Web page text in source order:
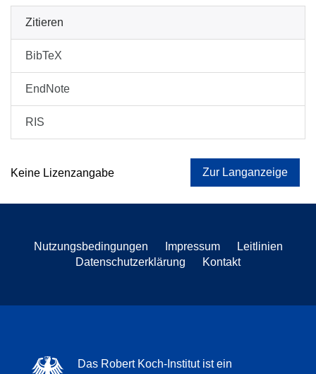
Zitieren
BibTeX
EndNote
RIS
Keine Lizenzangabe Zur Langanzeige
Nutzungsbedingungen Impressum
Leitlinien
Datenschutzerklärung
Kontakt
Das Robert Koch-Institut ist ein